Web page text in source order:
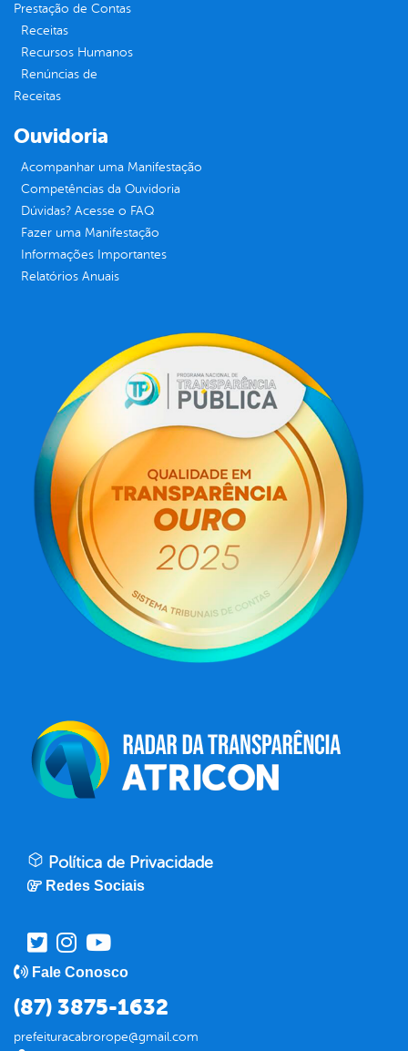
Prestação de Contas
Receitas
Recursos Humanos
Renúncias de
Receitas
Ouvidoria
Acompanhar uma Manifestação
Competências da Ouvidoria
Dúvidas? Acesse o FAQ
Fazer uma Manifestação
Informações Importantes
Relatórios Anuais
Política de Privacidade
Redes Sociais
Fale Conosco
(87) 3875-1632
prefeituracabrorope@gmail.com